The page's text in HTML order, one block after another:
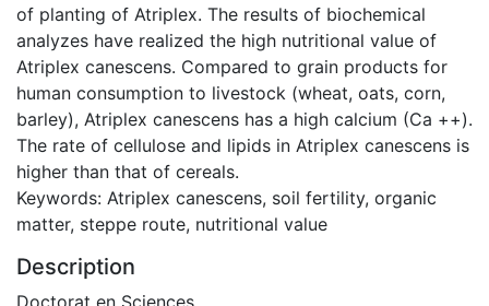
of planting of Atriplex. The results of biochemical
analyzes have realized the high nutritional value of
Atriplex canescens. Compared to grain products for
human consumption to livestock (wheat, oats, corn,
barley), Atriplex canescens has a high calcium (Ca ++).
The rate of cellulose and lipids in Atriplex canescens is
higher than that of cereals.
Keywords: Atriplex canescens, soil fertility, organic
matter, steppe route, nutritional value
Description
Doctorat en Sciences